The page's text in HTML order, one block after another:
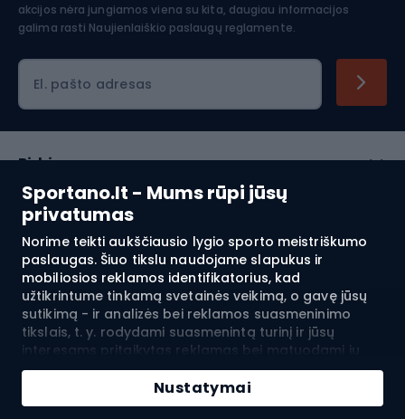
Sportano.lt - Mums rūpi jūsų
privatumas
Norime teikti aukščiausio lygio sporto meistriškumo
paslaugas. Šiuo tikslu naudojame slapukus ir
mobiliosios reklamos identifikatorius, kad
užtikrintume tinkamą svetainės veikimą, o gavę jūsų
sutikimą - ir analizės bei reklamos suasmeninimo
tikslais, t. y. rodydami suasmenintą turinį ir jūsų
interesams pritaikytas reklamas bei matuodami jų
efektyvumą. Slapukai ir mobiliosios reklamos
identifikatoriai gali būti naudojami tiek suasmenintai,
tiek neasmeninei reklamai - priklausomai nuo jūsų
Nustatymai
Pridėti į krepšelį
akcijos nėra jungiamos viena su kita, daugiau informacijos
galima rasti Naujienlaiškio paslaugų reglamente.
El. pašto adresas
Pirkimas
Klientų aptarnavimas
Reglamentai
Apie mus